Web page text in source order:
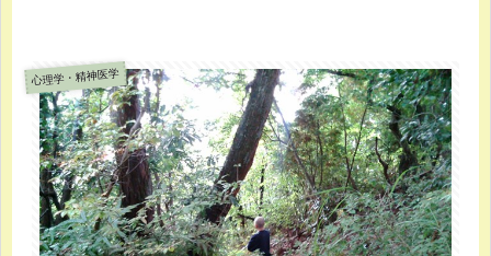
心理学・精神医学